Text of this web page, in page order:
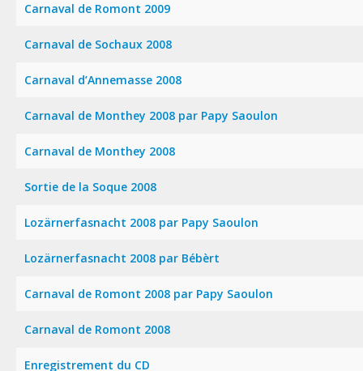
Carnaval de Romont 2009
Carnaval de Sochaux 2008
Carnaval d’Annemasse 2008
Carnaval de Monthey 2008 par Papy Saoulon
Carnaval de Monthey 2008
Sortie de la Soque 2008
Lozärnerfasnacht 2008 par Papy Saoulon
Lozärnerfasnacht 2008 par Bébèrt
Carnaval de Romont 2008 par Papy Saoulon
Carnaval de Romont 2008
Enregistrement du CD